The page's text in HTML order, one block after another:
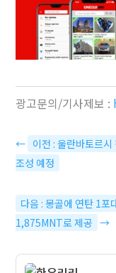
광고문의/기사제보 :
← 이전 : 울란바토르
조성 예정
다음 : 몽골에 연탄 1
1,875MNT로 제공 →